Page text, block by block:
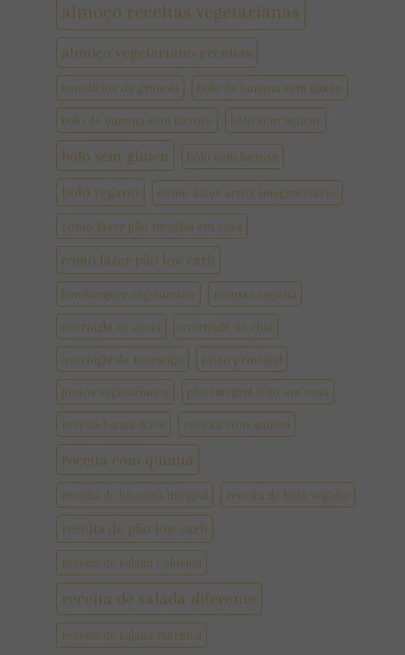
almoço receitas vegetarianas
almoço vegetariano receitas
benefícios da granola bolo de banana sem gluten
bolo de banana sem lactose bolo sem açúcar
bolo sem gluten bolo sem lactose
bolo vegano como fazer arroz integral cateto
como fazer pão integral em casa
como fazer pão low carb
hamburguer vegetariano mousse vegana
overnight de aveia overnight de chia
overnight de morango prato principal
pratos vegetarianos pão integral feito em casa
receita batata doce receita com quinoa
receita com quinua
receita de biscoito integral receita de bolo vegano
receita de pão low carb
receita de salada colorida
receita de salada diferente
receita de salada nutritiva